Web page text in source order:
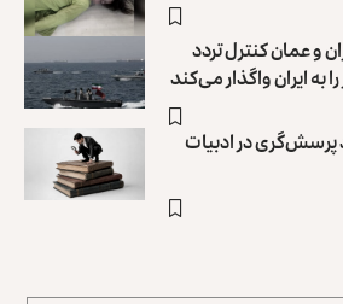
و عمان کنترل تردد
ایران واگذار می‌کند
پرسش‌گری در ادبیات